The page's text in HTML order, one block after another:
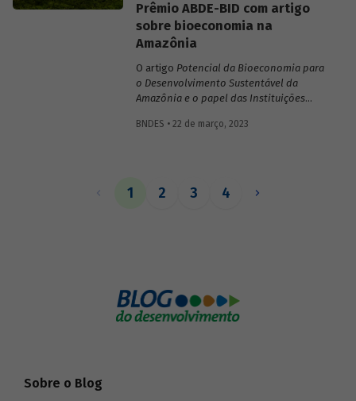
Prêmio ABDE-BID com artigo
sobre bioeconomia na
Amazônia
O artigo Potencial da Bioeconomia para
o Desenvolvimento Sustentável da
Amazônia e o papel das Instituições
Leonardo Pamplona, Nabil Kadri e Julio
sustentável, inclusivo e inovativo” do
BNDES • 22 de março, 2023
1 2 3 4
Sobre o Blog